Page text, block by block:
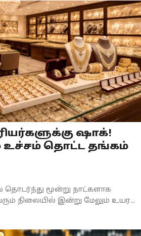
ஷாக்!
உச்சம் தொட்ட தங்கம்
மூன்று நாட்களாக
நிலையில் இன்று மேலும் உயர...